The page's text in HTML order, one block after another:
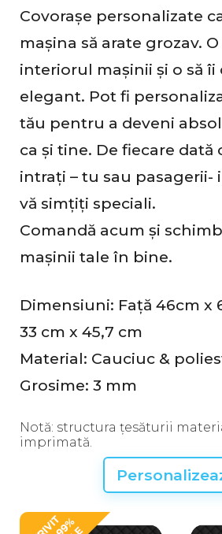
Covorașe personalizate
mașina să arate grozav.
interiorul mașinii și o să îi
elegant. Pot fi
tău pentru a deveni
ca și tine. De fiecare dată
intrați – tu sau pasagerii-
vă simțiți speciali.
Comandă acum și
mașinii tale în bine.
Dimensiuni: Față 46cm x
33 cm x 45,7 cm
Material: Cauciuc &
Grosime: 3 mm
Notă: structura țesăturii
imprimată.